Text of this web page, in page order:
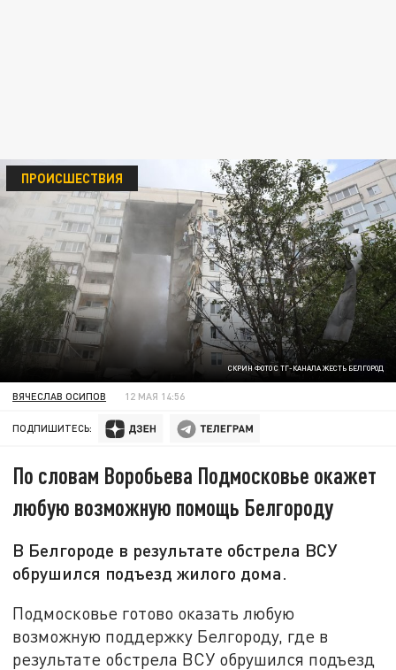
СКРИН ФОТО С ТГ-КАНАЛА ЖЕСТЬ БЕЛГОРОД
ПРОИСШЕСТВИЯ
ВЯЧЕСЛАВ ОСИПОВ 12 МАЯ 14:56
ПОДПИШИТЕСЬ:
По словам Воробьева Подмосковье окажет
любую возможную помощь Белгороду
В Белгороде в результате обстрела ВСУ
обрушился подъезд жилого дома.
Подмосковье готово оказать любую
возможную поддержку Белгороду, где в
результате обстрела ВСУ обрушился подъезд